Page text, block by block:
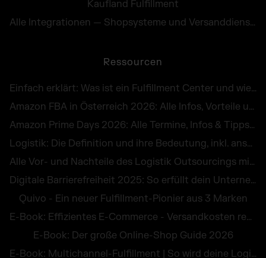
Kaufland Fulfillment
Alle Integrationen — Shopsysteme und Versanddienste
Ressourcen
Einfach erklärt: Was ist ein Fulfillment Center und wie funktioniert es in Österreich?
Amazon FBA in Österreich 2026: Alle Infos, Vorteile und Kosten von Fulfillment by Amazon
Amazon Prime Days 2026: Alle Termine, Infos & Tipps für die E-Commerce-Peak Season
Logistik: Die Definition und ihre Bedeutung, inkl. anschaulicher Beispiele
Alle Vor- und Nachteile des Logistik Outsourcings mit praktischen Beispielen
Digitale Barrierefreiheit 2025: So erfüllt dein Unternehmen die Pflichten des BFG
Quivo - Ein neuer Fulfillment-Pionier aus 3 Marken
E-Book: Effizientes E-Commerce - Versandkosten reduzieren und Retouren vermeiden
E-Book: Der große Online-Shop Guide 2026
E-Book: Multichannel-Fulfillment | So wird deine Logistik zum Wettbewerbsvorteil